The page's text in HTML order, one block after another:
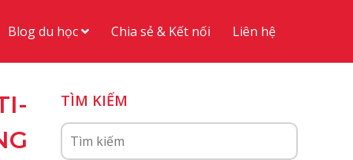
Blog du học Chia sẻ & Kết nối Liên hệ
TÌM KIẾM